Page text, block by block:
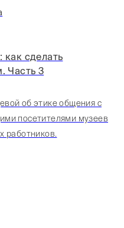
сделать
Часть 3
об этике общения с
посетителями музеев
работников.